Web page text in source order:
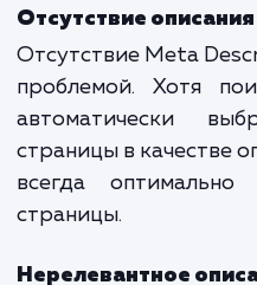
инструментов,
Google Search
какие описания
как можно их
Ошибки и
проблемы при
Description